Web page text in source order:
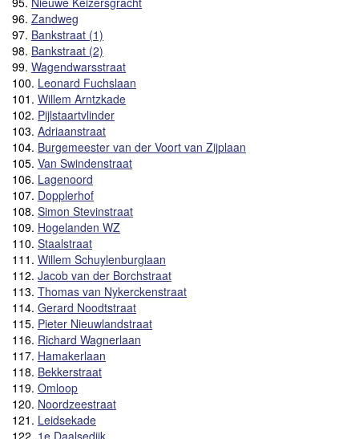
96. Zandweg
97. Bankstraat (1)
98. Bankstraat (2)
99. Wagendwarsstraat
100. Leonard Fuchslaan
101. Willem Arntzkade
102. Pijlstaartvlinder
103. Adriaanstraat
104. Burgemeester van der Voort van Zijplaan
105. Van Swindenstraat
106. Lagenoord
107. Dopplerhof
108. Simon Stevinstraat
109. Hogelanden WZ
110. Staalstraat
111. Willem Schuylenburglaan
112. Jacob van der Borchstraat
113. Thomas van Nykerckenstraat
114. Gerard Noodtstraat
115. Pieter Nieuwlandstraat
116. Richard Wagnerlaan
117. Hamakerlaan
118. Bekkerstraat
119. Omloop
120. Noordzeestraat
121. Leidsekade
122. 1e Daalsedijk